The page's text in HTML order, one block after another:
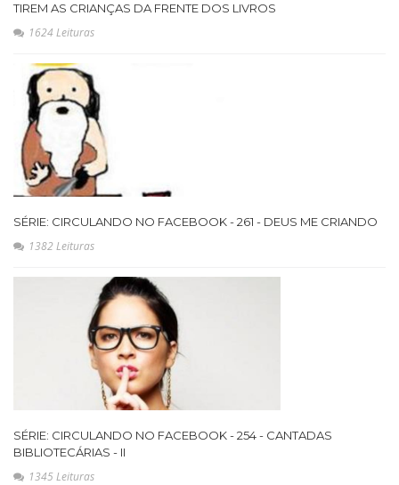
TIREM AS CRIANÇAS DA FRENTE DOS LIVROS
1624 Leituras
SÉRIE: CIRCULANDO NO FACEBOOK - 261 - DEUS ME CRIANDO
1382 Leituras
SÉRIE: CIRCULANDO NO FACEBOOK - 254 - CANTADAS
BIBLIOTECÁRIAS - II
1345 Leituras